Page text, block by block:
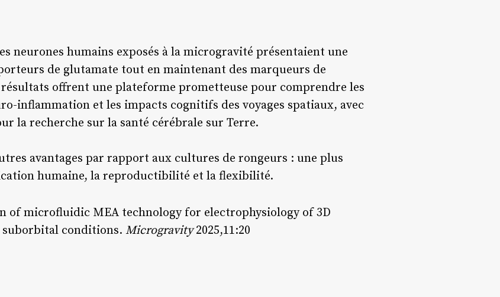
neurones humains exposés à la microgravité présentaient une
de glutamate tout en maintenant des marqueurs de
offrent une plateforme prometteuse pour comprendre les
inflammation et les impacts cognitifs des voyages spatiaux, avec
la recherche sur la santé cérébrale sur Terre.
avantages par rapport aux cultures de rongeurs : une plus
humaine, la reproductibilité et la flexibilité.
of microfluidic MEA technology for electrophysiology of 3D
conditions. Microgravity2025,11:20